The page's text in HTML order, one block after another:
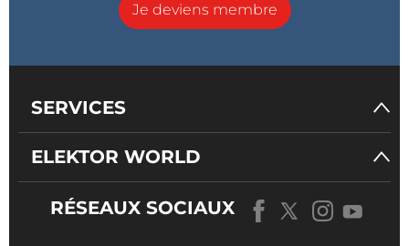
Je deviens membre
SERVICES
ELEKTOR WORLD
RÉSEAUX SOCIAUX